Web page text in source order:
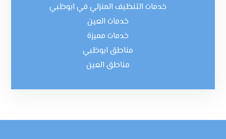
خدمات التنظيف المنزلي في ابوظبي
خدمات العين
خدمات مميزة
مناطق ابوظبي
مناطق العين